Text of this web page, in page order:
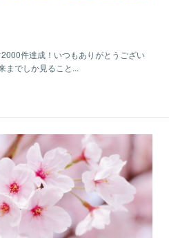
件達成！いつもありがとうござい
までしか見ること...